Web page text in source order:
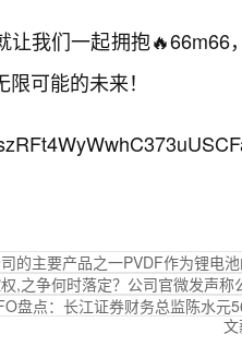
让我们一起拥抱
可能的未来！
的主要产品之一PVDF作为锂电
,之争何时落定？公司官微发声称
盘点：长江证券财务总监陈水